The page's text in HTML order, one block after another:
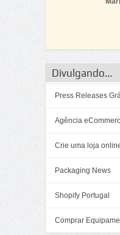
Divulgando...
Press Releases
Agência
Crie uma loja
Packaging News
Shopify Portugal
Comprar